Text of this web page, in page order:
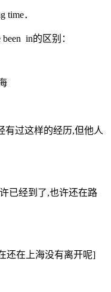
time．
been in的区别：
有过这样的经历,但他人
已经到了,也许还在路
还在上海没有离开呢]